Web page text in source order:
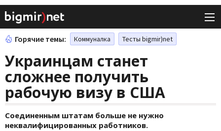
Горячие темы: Коммуналка Тесты bigmir)net
Украинцам станет
сложнее получить
рабочую визу в США
Соединенным штатам больше не нужно
неквалифицированных работников.